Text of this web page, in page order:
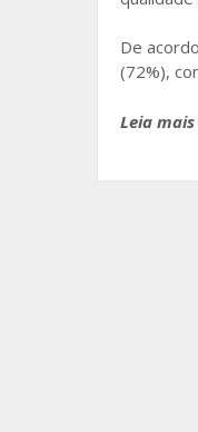
De
(72%),
Leia mais